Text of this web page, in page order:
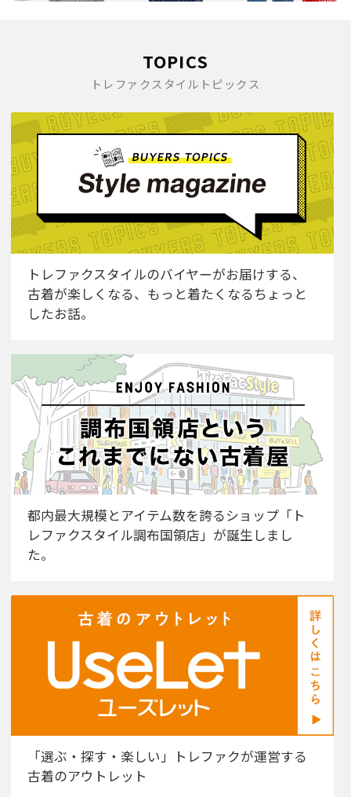
TOPICS
トレファクスタイルトピックス
トレファクスタイルのバイヤーがお届けする、
古着が楽しくなる、もっと着たくなるちょっと
したお話。
都内最大規模とアイテム数を誇るショップ「ト
レファクスタイル調布国領店」が誕生しまし
た。
「選ぶ・探す・楽しい」トレファクが運営する
古着のアウトレット